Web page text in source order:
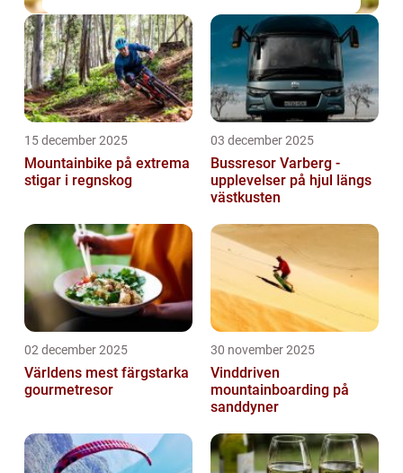
15 december 2025
Mountainbike på extrema
stigar i regnskog
03 december 2025
Bussresor Varberg -
upplevelser på hjul längs
västkusten
02 december 2025
Världens mest färgstarka
gourmetresor
30 november 2025
Vinddriven
mountainboarding på
sanddyner